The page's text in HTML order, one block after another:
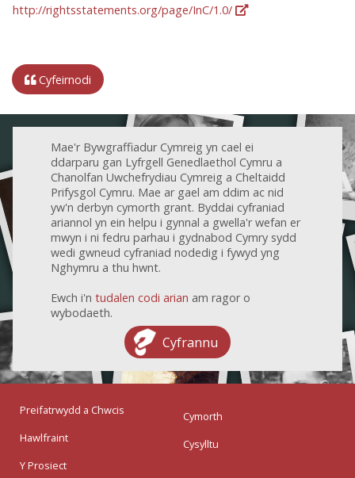
http://rightsstatements.org/page/InC/1.0/
Cyfeirnodi
Mae'r Bywgraffiadur Cymreig yn cael ei
ddarparu gan Lyfrgell Genedlaethol Cymru a
Chanolfan Uwchefrydiau Cymreig a Cheltaidd
Prifysgol Cymru. Mae ar gael am ddim ac nid
yw'n derbyn cymorth grant. Byddai cyfraniad
ariannol yn ein helpu i gynnal a gwella'r wefan er
mwyn i ni fedru parhau i gydnabod Cymry sydd
wedi gwneud cyfraniad nodedig i fywyd yng
Nghymru a thu hwnt.
Ewch i'n tudalen codi arian am ragor o
wybodaeth.
Cyfrannu
Preifatrwydd a Chwcis
Hawlfraint
Y Prosiect
Cymorth
Cysylltu